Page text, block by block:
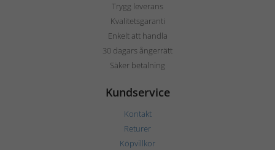
Trygg leverans
Kvalitetsgaranti
Enkelt att handla
30 dagars ångerrätt
Säker betalning
Kundservice
Kontakt
Returer
Köpvillkor